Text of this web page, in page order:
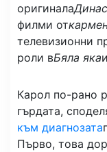
оригинала
филми от
телевизионни
роли вБяла якаи
Карол по-рано
гърдата,
към диагнозата
Първо, това